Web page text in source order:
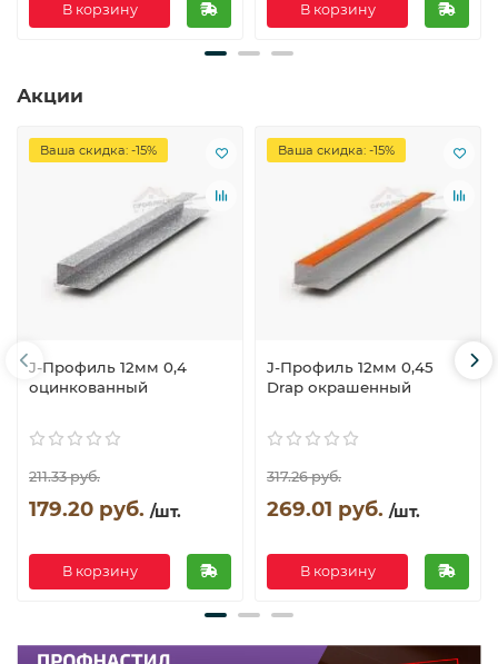
В корзину В корзину
Акции
Ваша скидка: -15%
J-Профиль 12мм 0,4
оцинкованный
211.33 руб.
179.20 руб. /шт.
В корзину
Ваша скидка: -15%
J-Профиль 12мм 0,45
Drap окрашенный
317.26 руб.
269.01 руб. /шт.
В корзину